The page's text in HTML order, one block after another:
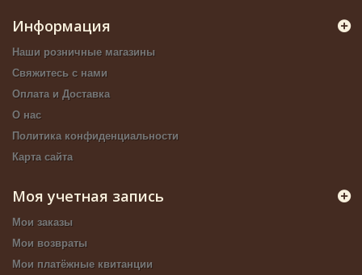
Информация
Наши розничные магазины
Свяжитесь с нами
Оплата и Доставка
О нас
Политика конфиденциальности
Карта сайта
Моя учетная запись
Мои заказы
Мои возвраты
Мои платёжные квитанции